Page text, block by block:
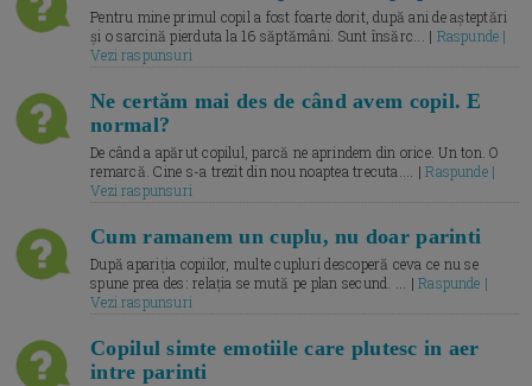
Pentru mine primul copil a fost foarte dorit, după ani de așteptări
și o sarcină pierduta la 16 săptămâni. Sunt însărc... | Raspunde |
Vezi raspunsuri
Ne certăm mai des de când avem copil. E
normal?
De când a apărut copilul, parcă ne aprindem din orice. Un ton. O
remarcă. Cine s-a trezit din nou noaptea trecuta.... |Raspunde |
Vezi raspunsuri
Cum ramanem un cuplu, nu doar parinti
După apariția copiilor, multe cupluri descoperă ceva ce nu se
spune prea des: relația se mută pe plan secund. ... |Raspunde |
Vezi raspunsuri
Copilul simte emotiile care plutesc in aer
intre parinti